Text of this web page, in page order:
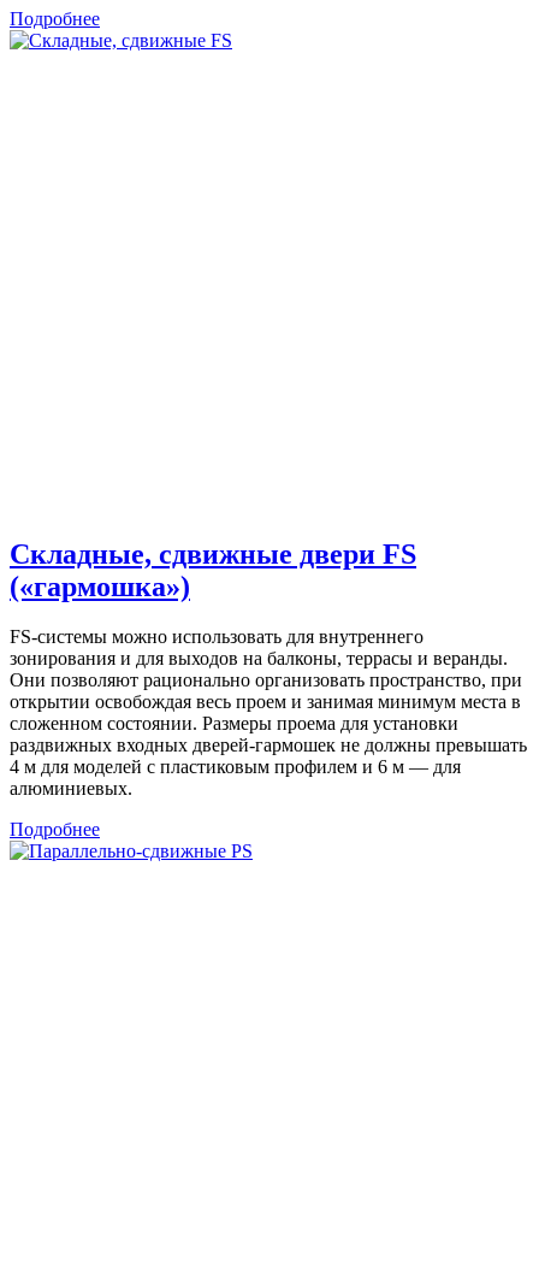
Подробнее
Складные, сдвижные двери FS
(«гармошка»)
FS-системы можно использовать для внутреннего
зонирования и для выходов на балконы, террасы и веранды.
Они позволяют рационально организовать пространство, при
открытии освобождая весь проем и занимая минимум места в
сложенном состоянии. Размеры проема для установки
раздвижных входных дверей-гармошек не должны превышать
4 м для моделей с пластиковым профилем и 6 м — для
алюминиевых.
Подробнее